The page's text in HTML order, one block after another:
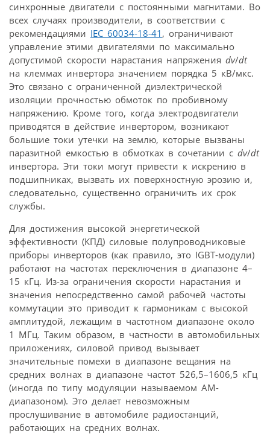
синхронные двигатели с постоянными магнитами. Во
всех случаях производители, в соответствии с
рекомендациями IEC 60034-18-41 , ограничивают
управление этими двигателями по максимально
допустимой скорости нарастания напряжения dv/dt
на клеммах инвертора значением порядка 5 кВ/мкс.
Это связано с ограниченной диэлектрической
изоляции прочностью обмоток по пробивному
напряжению. Кроме того, когда электродвигатели
приводятся в действие инвертором, возникают
большие токи утечки на землю, которые вызваны
паразитной емкостью в обмотках в сочетании с dv/dt
инвертора. Эти токи могут привести к искрению в
подшипниках, вызвать их поверхностную эрозию и,
следовательно, существенно ограничить их срок
службы.
Для достижения высокой энергетической
эффективности (КПД) силовые полупроводниковые
приборы инверторов (как правило, это IGBT-модули)
работают на частотах переключения в диапазоне 4–
15 кГц. Из-за ограничения скорости нарастания и
значения непосредственно самой рабочей частоты
коммутации это приводит к гармоникам с высокой
амплитудой, лежащим в частотном диапазоне около
1 МГц. Таким образом, в частности в автомобильных
приложениях, силовой привод вызывает
значительные помехи в диапазоне вещания на
средних волнах в диапазоне частот 526,5–1606,5 кГц
(иногда по типу модуляции называемом АМ-
диапазоном). Это делает невозможным
прослушивание в автомобиле радиостанций,
работающих на средних волнах.